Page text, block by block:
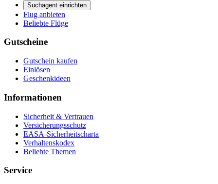
Suchagent einrichten
Flug anbieten
Beliebte Flüge
Gutscheine
Gutschein kaufen
Einlösen
Geschenkideen
Informationen
Sicherheit & Vertrauen
Versicherungsschutz
EASA-Sicherheitscharta
Verhaltenskodex
Beliebte Themen
Service